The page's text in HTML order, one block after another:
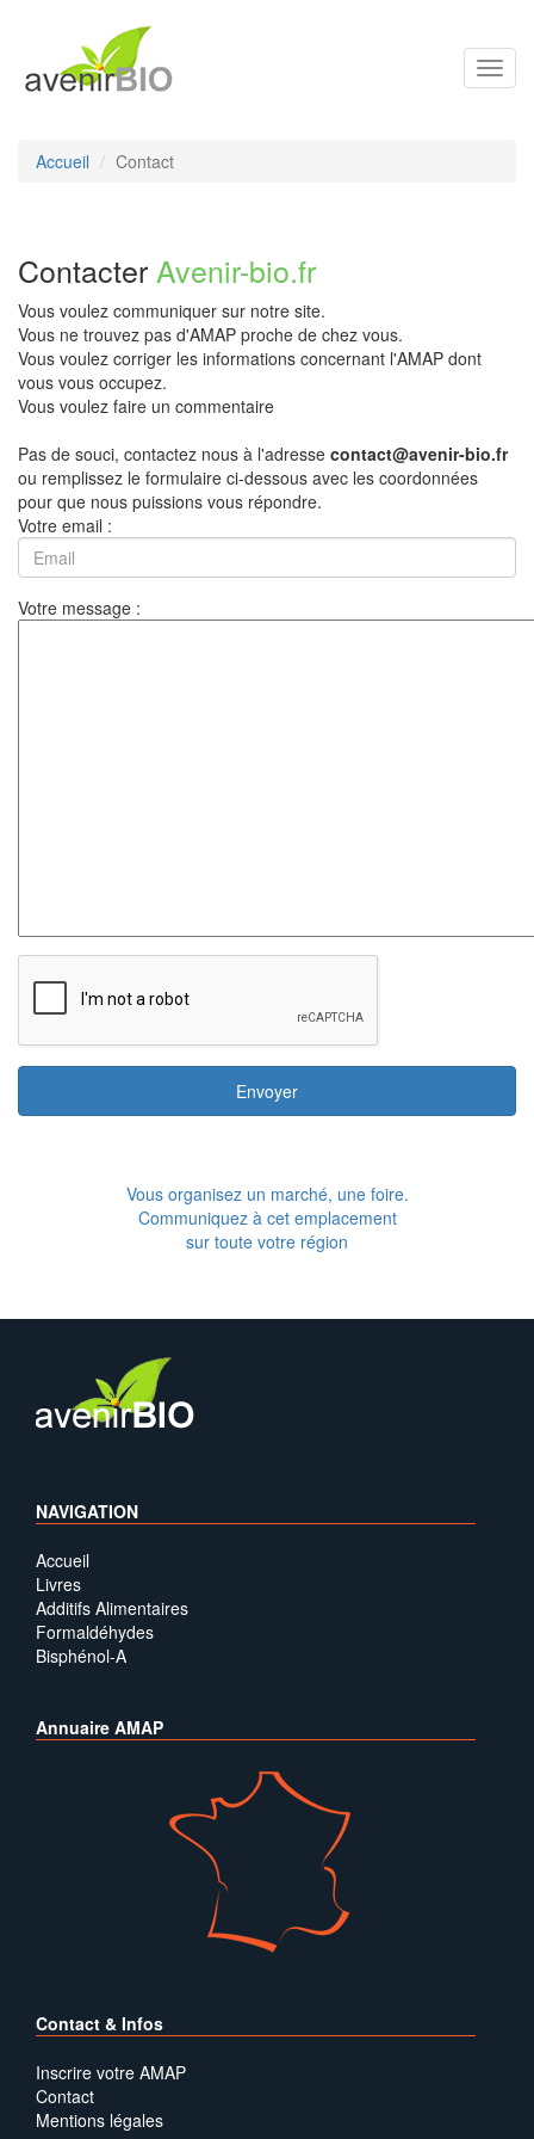
Accueil Contact
Contacter Avenir-bio.fr
Vous voulez communiquer sur notre site.
Vous ne trouvez pas d'AMAP proche de chez vous.
Vous voulez corriger les informations concernant l'AMAP dont
vous vous occupez.
Vous voulez faire un commentaire
Pas de souci, contactez nous à l'adresse contact@avenir-bio.fr
ou remplissez le formulaire ci-dessous avec les coordonnées
pour que nous puissions vous répondre.
Votre email :
Votre message :
Envoyer
Vous organisez un marché, une foire.
Communiquez à cet emplacement
sur toute votre région
NAVIGATION
Accueil
Livres
Additifs Alimentaires
Formaldéhydes
Bisphénol-A
Annuaire AMAP
Contact & Infos
Inscrire votre AMAP
Contact
Mentions légales